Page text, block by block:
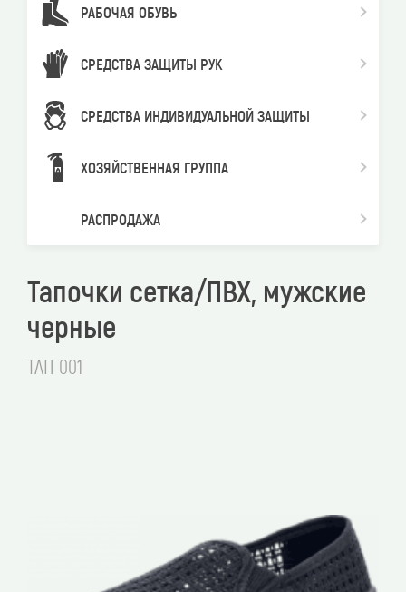
Тапочки сетка/ПВХ, мужские
черные
ТАП 001
РАБОЧАЯ ОБУВЬ
СРЕДСТВА ЗАЩИТЫ РУК
СРЕДСТВА ИНДИВИДУАЛЬНОЙ ЗАЩИТЫ
ХОЗЯЙСТВЕННАЯ ГРУППА
РАСПРОДАЖА